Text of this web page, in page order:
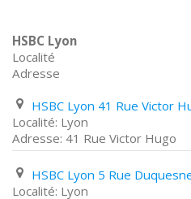
HSBC Lyon
Localité
Adresse
HSBC Lyon 41 Rue Victor
Lyon
41 Rue Victor Hugo
HSBC Lyon 5 Rue
Lyon